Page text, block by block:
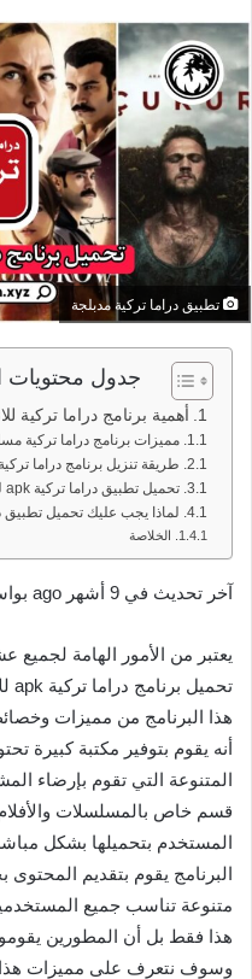
تطبيق دراما تركية مدبلجة
جدول محتويات
أهمية برنامج دراما تركية
مميزات برنامج دراما تركية
طريقة تنزيل برنامج دراما تركية
تحميل تطبيق دراما تركية apk للايفون
لماذا يجب عليك تحميل تطبيق
الخلاصة
آخر تحديث في 9 أشهر ago بواسطة
يعتبر من الأمور الهامة لجميع
هذا البرنامج من مميزات
أنه يقوم بتوفير مكتبة كبيرة
المتنوعة التي تقوم بإرضاء
قسم خاص بالمسلسلات
المستخدم بتحميلها بشكل
متنوعة تناسب جميع
هذا فقط بل أن المطورين
وسوف نتعرف على مميزات هذا